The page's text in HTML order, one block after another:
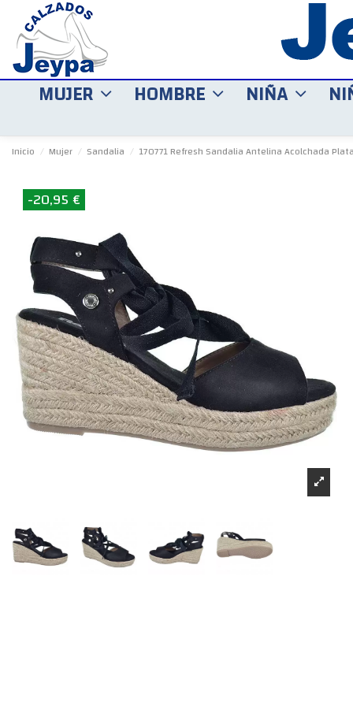
MUJER HOMBRE NIÑA
Inicio Mujer Sandalia 170771 Refresh Sandalia Antelina Acolchada
-20,95 €